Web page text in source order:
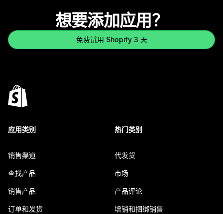
想要添加应用？
免费试用 Shopify 3 天
应用类别
销售渠道
查找产品
销售产品
订单和发货
热门类别
代发货
市场
产品评论
增销和捆绑销售